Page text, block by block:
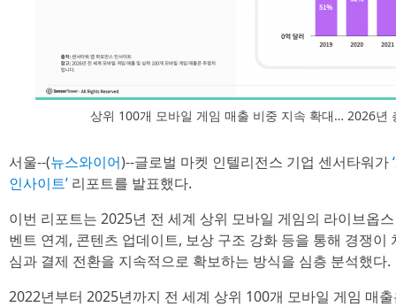
상위 100개 모바일 게임 매출 비중 지속 확대… 2026년
서울--(뉴스와이어)--글로벌 마켓 인텔리전스 기업 센서타워가
인사이트’ 리포트를 발표했다.
이번 리포트는 2025년 전 세계 상위 모바일 게임의 라이브옵
벤트 연계, 콘텐츠 업데이트, 보상 구조 강화 등을 통해 경쟁
심과 결제 전환을 지속적으로 확보하는 방식을 심층 분석했다.
2022년부터 2025년까지 전 세계 상위 100개 모바일 게임 매